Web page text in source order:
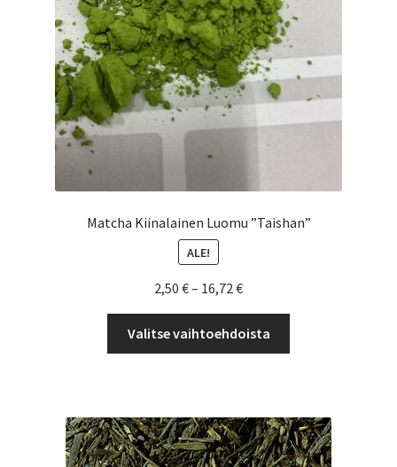
sivulla.
Matcha Kiinalainen Luomu ”Taishan”
ALE!
2,50 €– 16,72€Hintaluokka:
2,50 €
-
16,72 €
Valitse vaihtoehdoista
Voit
tehdä